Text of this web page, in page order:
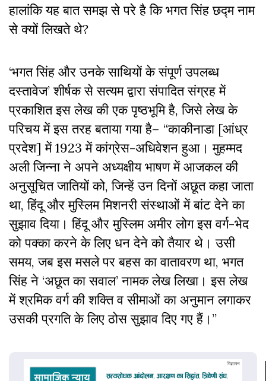
हालांकि यह बात समझ से परे है कि भगत सिंह छद्म नाम
से क्यों लिखते थे?
‘भगत सिंह और उनके साथियों के संपूर्ण उपलब्ध
दस्तावेज’ शीर्षक से सत्यम द्वारा संपादित संग्रह में
प्रकाशित इस लेख की एक पृष्ठभूमि है, जिसे लेख के
परिचय में इस तरह बताया गया है– “काकीनाडा [आंध्र
प्रदेश] में 1923 में कांग्रेस-अधिवेशन हुआ। मुहम्मद
अली जिन्ना ने अपने अध्यक्षीय भाषण में आजकल की
अनुसूचित जातियों को, जिन्हें उन दिनों अछूत कहा जाता
था, हिंदू और मुस्लिम मिशनरी संस्थाओं में बांट देने का
सुझाव दिया। हिंदू और मुस्लिम अमीर लोग इस वर्ग-भेद
को पक्का करने के लिए धन देने को तैयार थे। उसी
समय, जब इस मसले पर बहस का वातावरण था, भगत
सिंह ने ‘अछूत का सवाल’ नामक लेख लिखा। इस लेख
में श्रमिक वर्ग की शक्ति व सीमाओं का अनुमान लगाकर
उसकी प्रगति के लिए ठोस सुझाव दिए गए हैं।”